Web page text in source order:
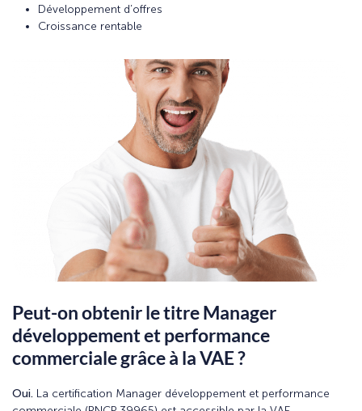
Développement d’offres
Croissance rentable
Peut-on obtenir le titre Manager
développement et performance
commerciale grâce à la VAE ?
Oui. La certification Manager développement et performance